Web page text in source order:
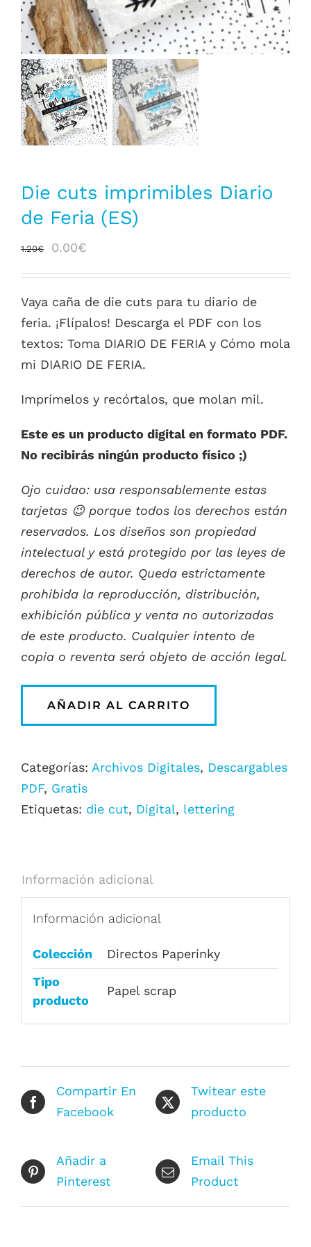
Die cuts imprimibles Diario
de Feria (ES)
1.20€
El
era:
1.20€.
0.00€
es:
0.00€.
Vaya caña de die cuts para tu diario de
feria. ¡Flípalos! Descarga el PDF con los
textos: Toma DIARIO DE FERIA y Cómo mola
mi DIARIO DE FERIA.
Imprímelos y recórtalos, que molan mil.
Este es un producto digital en formato PDF.
No recibirás ningún producto físico ;)
Ojo cuidao: usa responsablemente estas
tarjetas 😉porque todos los derechos están
reservados. Los diseños son propiedad
intelectual y está protegido por las leyes de
derechos de autor. Queda estrictamente
prohibida la reproducción, distribución,
exhibición pública y venta no autorizadas
de este producto. Cualquier intento de
copia o reventa será objeto de acción legal.
AÑADIR AL CARRITO
Categorías: Archivos Digitales, Descargables
PDF, Gratis
Etiquetas: die cut, Digital, lettering
Información adicional
Información adicional
Colección
Directos Paperinky
Tipo
producto
Papel scrap
Compartir En
Facebook
Twitear este
producto
Añadir a
Pinterest
Email This
Product